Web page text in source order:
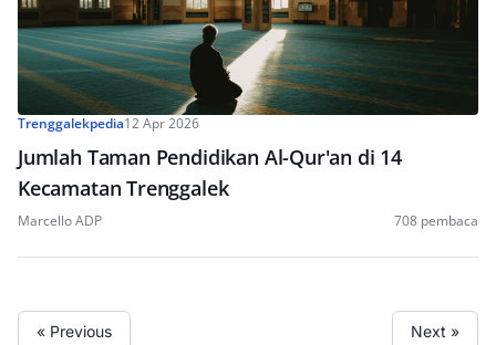
Trenggalekpedia12 Apr 2026
Jumlah Taman Pendidikan Al-Qur'an di 14
Kecamatan Trenggalek
Marcello ADP 708 pembaca
« Previous Next »